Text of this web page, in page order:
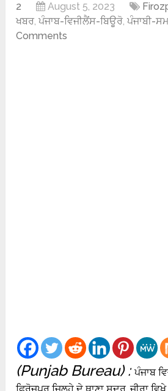
2
August 5, 2023
ਖਬਰ,ਪੰਜਾਬ-ਵਿਜੀਲੈਂਸ-ਬਿਊਰੋ,ਪੰਜਾਬੀ-
Comments
(Punjab Bureau) :ਪੰਜਾਬ